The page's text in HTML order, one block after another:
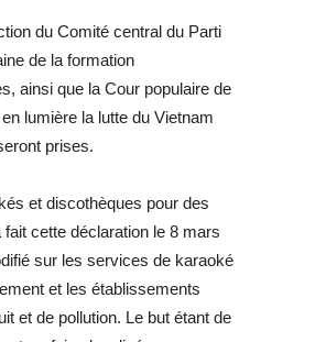
du Comité central du Parti
de la formation
ainsi que la Cour populaire de
lumière la lutte du Vietnam
prises.
et discothèques pour des
cette déclaration le 8 mars
sur les services de karaoké
et les établissements
et de pollution. Le but étant de